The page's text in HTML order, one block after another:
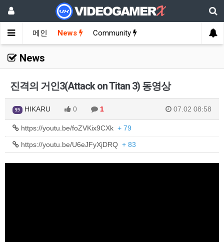
메인 News Community
News
진격의 거인3(Attack on Titan 3) 동영상
99 HIKARU 0 1 07.02 08:58
https://youtu.be/foZVKix9CXk + 79
https://youtu.be/U6eJFyXjDRQ + 83